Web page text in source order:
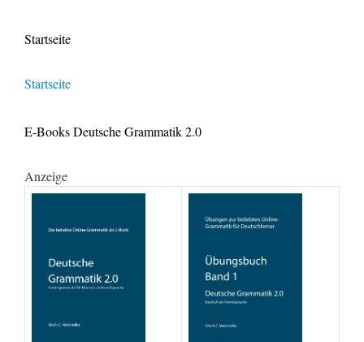
Startseite
Startseite
E-Books Deutsche Grammatik 2.0
Anzeige